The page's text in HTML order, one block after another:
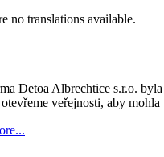
no translations available.
Detoa Albrechtice s.r.o.
veřejnosti, aby